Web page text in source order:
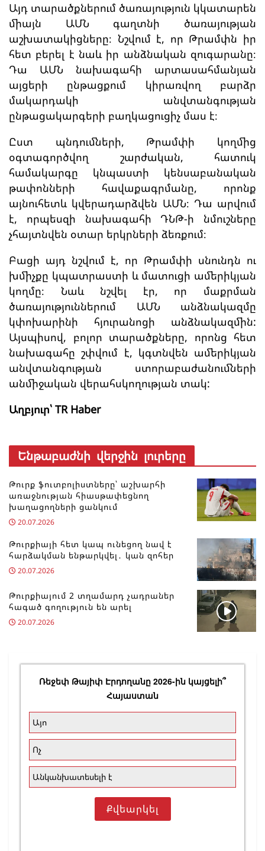
Այդ տարածքներում ծառայություն կկատարեն
միայն ԱՄՆ գաղտնի ծառայության
աշխատակիցները։ Նշվում է, որ Թրամփն իր
հետ բերել է նաև իր անձնական զուգարանը։
Դա ԱՄՆ նախագահի արտասահմանյան
այցերի ընթացքում կիրառվող բարձր
մակարդակի անվտանգության
ընթացակարգերի բաղկացուցիչ մաս է։
Ըստ պնդումների, Թրամփի կողմից
օգտագործվող շարժական, հատուկ
համակարգը կնպաստի կենսաբանական
թափոնների հավաքագրմանը, որոնք
այնուհետև կվերադարձվեն ԱՄՆ։ Դա արվում
է, որպեսզի նախագահի ԴՆԹ-ի նմուշները
չհայտնվեն օտար երկրների ձեռքում։
Բացի այդ նշվում է, որ Թրամփի սնունդն ու
խմիչքը կպատրաստի և մատուցի ամերիկյան
կողմը։ Նաև նշվել էր, որ մաքրման
ծառայություններում ԱՄՆ անձնակազմը
կփոխարինի հյուրանոցի անձնակազմին:
Այսպիսով, բոլոր տարածքները, որոնց հետ
նախագահը շփվում է, կգտնվեն ամերիկյան
անվտանգության ստորաբաժանումների
անմիջական վերահսկողության տակ:
Աղբյուր՝ TR Haber
Ենթաբաժնի վերջին լուրերը
Թուրք ֆուտբոլիստները՝ աշխարհի
առաջնության հիասթափեցնող
խաղացողների ցանկում
20.07.2026
Թուրքիայի հետ կապ ունեցող նավ է
հարձակման ենթարկվել․ կան զոհեր
20.07.2026
Թուրքիայում 2 տղամարդ չադրաներ
հագած գողություն են արել
20.07.2026
Ռեջեփ Թայիփ Էրդողանը 2026-ին կայցելի՞
Հայաստան
Այո
Ոչ
Անկանխատեսելի է